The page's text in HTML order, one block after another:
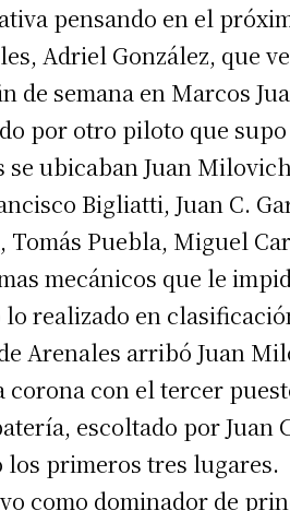
pensando en el
Adriel González, que
de semana en Marcos
por otro piloto que
se ubicaban Juan
Bigliatti, Juan C.
Puebla, Miguel
mecánicos que le
realizado en
Arenales arribó Juan
corona con el tercer
escoltado por Juan
los primeros tres lugares.
como dominador de